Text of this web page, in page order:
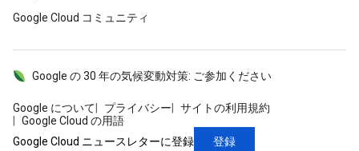
Google Cloud コミュニティ
Google について プライバシー
サイトの利用規約
Google Cloud の用語
Google の 30 年の気候変動対策: ご参加ください
Google Cloud ニュースレターに登録 登録